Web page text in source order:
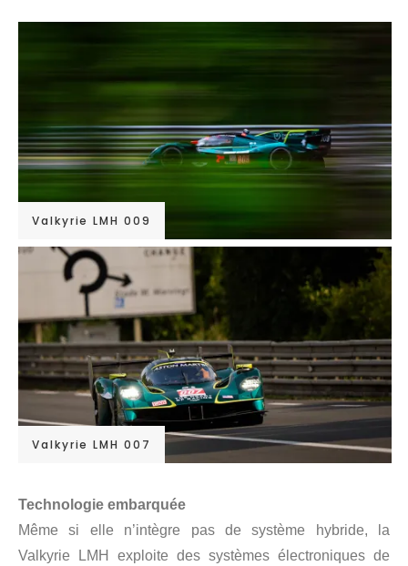
Valkyrie LMH 009
Valkyrie LMH 007
Technologie embarquée
Même si elle n’intègre pas de système hybride, la
Valkyrie LMH exploite des systèmes électroniques de